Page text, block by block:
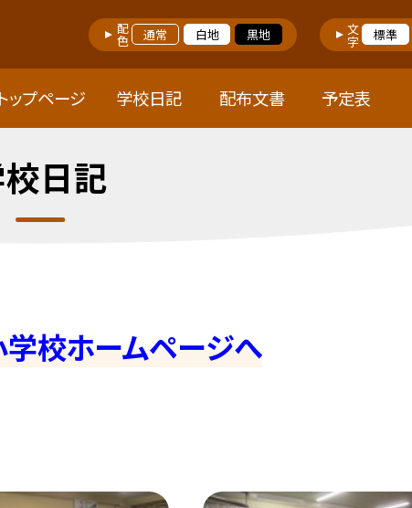
配色 通常 白地 黒地 文字 標準
トップページ 学校日記 配布文書 予定表
日記
学校ホームページへ